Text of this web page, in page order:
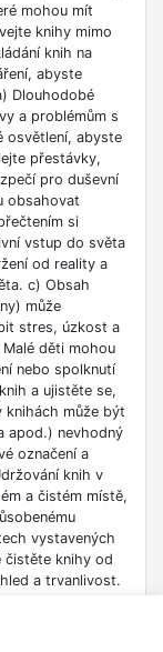
mohou mít
knihy mimo
knih na
abyste
Dlouhodobé
a problémům s
osvětlení, abyste
přestávky,
pro duševní
obsahovat
si
vstup do světa
od reality a
c) Obsah
může
stres, úzkost a
děti mohou
nebo spolknutí
a ujistěte se,
knihách může být
apod.) nevhodný
označení a
knih v
a čistém místě,
vystavených
čistěte knihy od
a trvanlivost.
datu